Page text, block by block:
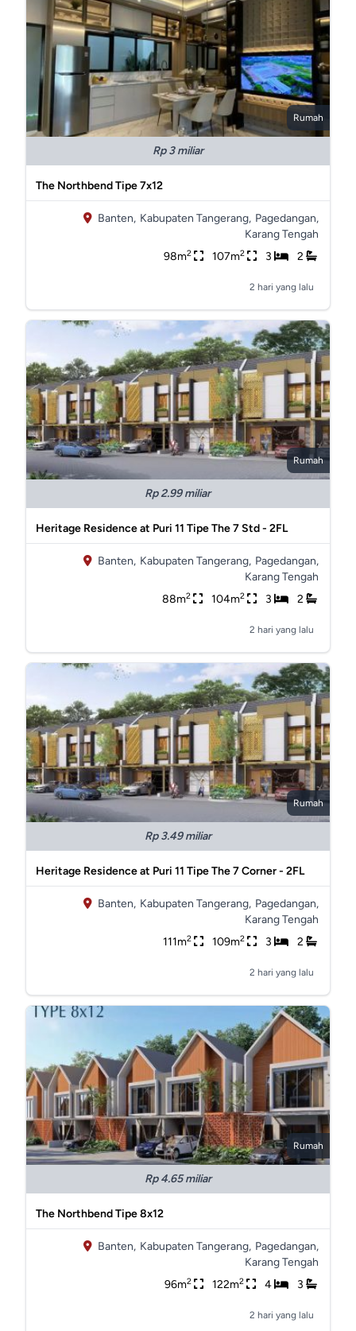
Rumah
Rp 3 miliar
The Northbend Tipe 7x12
Banten, Kabupaten Tangerang, Pagedangan,
Karang Tengah
98m2 107m2 3 2
2 hari yang lalu
Rumah
Rp 2.99 miliar
Heritage Residence at Puri 11 Tipe The 7 Std - 2FL
Banten, Kabupaten Tangerang, Pagedangan,
Karang Tengah
88m2 104m2 3 2
2 hari yang lalu
Rumah
Rp 3.49 miliar
Heritage Residence at Puri 11 Tipe The 7 Corner - 2FL
Banten, Kabupaten Tangerang, Pagedangan,
Karang Tengah
111m2 109m2 3 2
2 hari yang lalu
Rumah
Rp 4.65 miliar
The Northbend Tipe 8x12
Banten, Kabupaten Tangerang, Pagedangan,
Karang Tengah
96m2 122m2 4 3
2 hari yang lalu